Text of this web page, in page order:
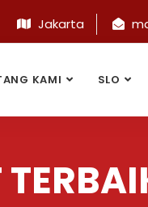
Jakarta
KAMI SLO